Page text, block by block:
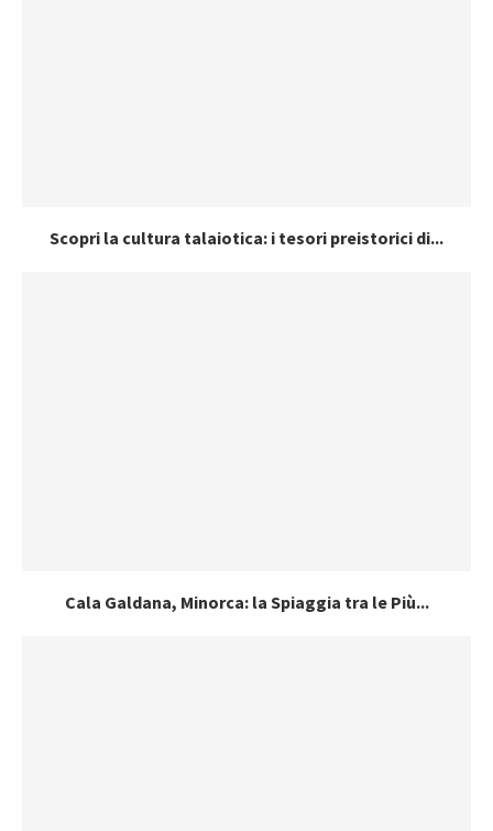
Scopri la cultura talaiotica: i tesori preistorici di...
Cala Galdana, Minorca: la Spiaggia tra le Più...